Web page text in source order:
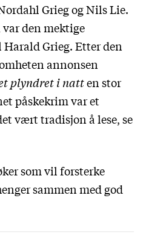
Grieg og Nils Lie.
den mektige
Grieg. Etter den
annonsen
plyndret i natten stor
påskekrim var et
vært tradisjon å lese, se
som vil forsterke
sammen med god